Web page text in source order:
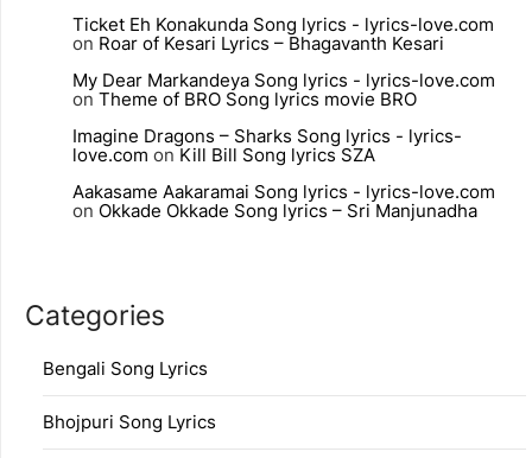
Ticket Eh Konakunda Song lyrics - lyrics-love.com
on Roar of Kesari Lyrics – Bhagavanth Kesari
My Dear Markandeya Song lyrics - lyrics-love.com
on Theme of BRO Song lyrics movie BRO
Imagine Dragons – Sharks Song lyrics - lyrics-
love.com onKill Bill Song lyrics SZA
Aakasame Aakaramai Song lyrics - lyrics-love.com
on Okkade Okkade Song lyrics – Sri Manjunadha
Categories
Bengali Song Lyrics
Bhojpuri Song Lyrics